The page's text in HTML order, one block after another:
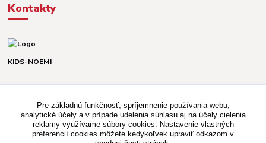
Kontakty
KIDS-NOEMI
(Po-Pia, 8-16 hod.)
kidsnoemi.shop@gmail.com
Pre základnú funkčnosť, spríjemnenie používania webu,
analytické účely a v prípade udelenia súhlasu aj na účely cielenia
reklamy využívame súbory cookies. Nastavenie vlastných
preferencií cookies môžete kedykoľvek upraviť odkazom v